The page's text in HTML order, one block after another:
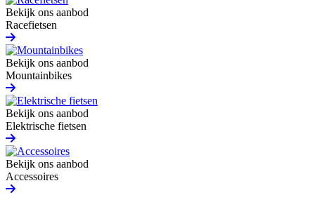
Bekijk ons aanbod
Racefietsen
Bekijk ons aanbod
Mountainbikes
Bekijk ons aanbod
Elektrische fietsen
Bekijk ons aanbod
Accessoires